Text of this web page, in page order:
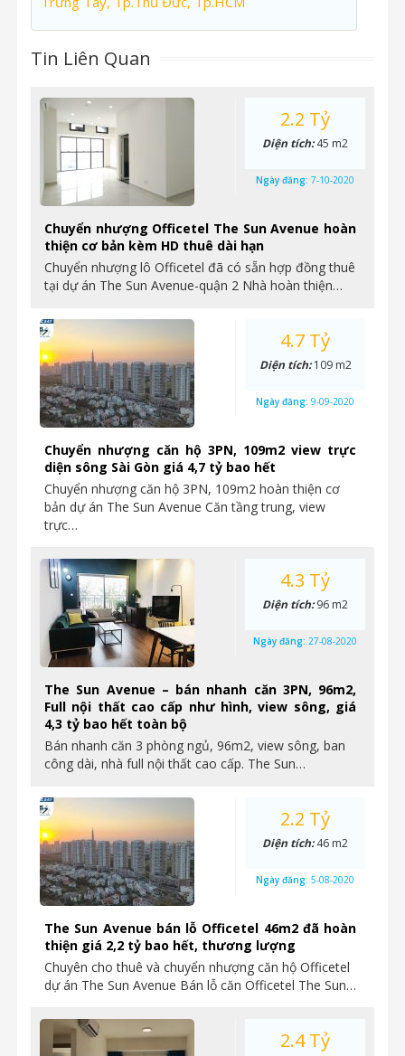
Tin Liên Quan
Chuyển nhượng Officetel The Sun Avenue hoàn
thiện cơ bản kèm HD thuê dài hạn
Chuyển nhượng lô Officetel đã có sẵn hợp đồng thuê
tại dự án The Sun Avenue-quận 2 Nhà hoàn thiện…
2.2 Tỷ
Diện tích:45 m2
Ngày đăng: 7-10-2020
Chuyển nhượng căn hộ 3PN, 109m2 view trực
diện sông Sài Gòn giá 4,7 tỷ bao hết
Chuyển nhượng căn hộ 3PN, 109m2 hoàn thiện cơ
bản dự án The Sun Avenue Căn tầng trung, view
trực…
4.7 Tỷ
Diện tích:109 m2
Ngày đăng: 9-09-2020
The Sun Avenue – bán nhanh căn 3PN, 96m2,
Full nội thất cao cấp như hình, view sông, giá
4,3 tỷ bao hết toàn bộ
Bán nhanh căn 3 phòng ngủ, 96m2, view sông, ban
công dài, nhà full nội thất cao cấp. The Sun…
4.3 Tỷ
Diện tích:96 m2
Ngày đăng: 27-08-2020
The Sun Avenue bán lỗ Officetel 46m2 đã hoàn
thiện giá 2,2 tỷ bao hết, thương lượng
Chuyên cho thuê và chuyển nhượng căn hộ Officetel
dự án The Sun Avenue Bán lỗ căn Officetel The Sun…
2.2 Tỷ
Diện tích:46 m2
Ngày đăng: 5-08-2020
2.4 Tỷ